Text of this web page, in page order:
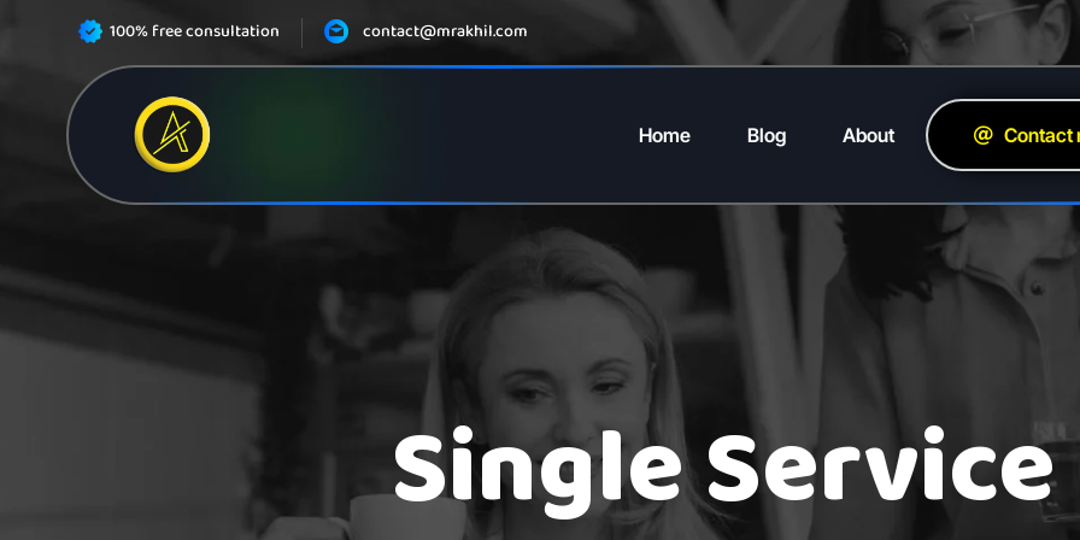
100% free consultation contact@mrakhil.com
Home Blog About Contact
Single Service